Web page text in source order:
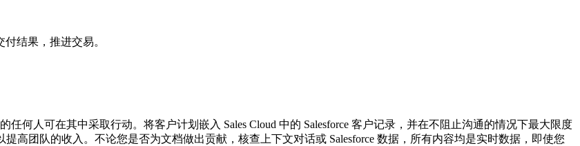
结果，推进交易。
何人可在其中采取行动。将客户计划嵌入 Sales Cloud 中的 Salesforce 客户记录，并在不阻止沟通的情况下最大限度
高团队的收入。不论您是否为文档做出贡献，核查上下文对话或 Salesforce 数据，所有内容均是实时数据，即使您